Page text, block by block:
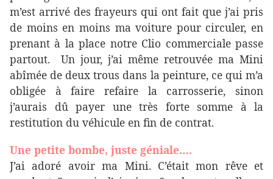
m’est arrivé des frayeurs qui ont fait que j’ai pris
de moins en moins ma voiture pour circuler, en
prenant à la place notre Clio commerciale passe
partout. Un jour, j’ai même retrouvée ma Mini
abîmée de deux trous dans la peinture, ce qui m’a
obligée à faire refaire la carrosserie, sinon
j’aurais dû payer une très forte somme à la
restitution du véhicule en fin de contrat.
Une petite bombe, juste géniale….
J’ai adoré avoir ma Mini. C’était mon rêve et